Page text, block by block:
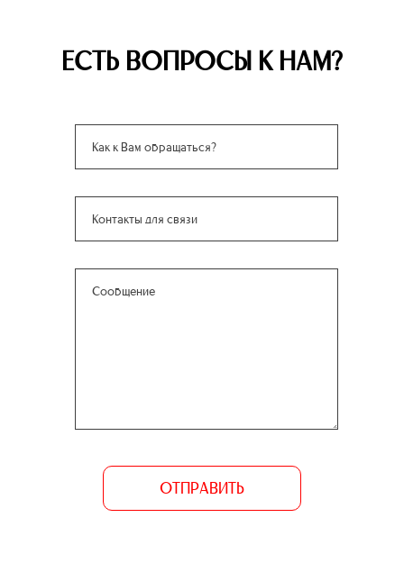
ЕСТЬ ВОПРОСЫ К НАМ?
ОТПРАВИТЬ